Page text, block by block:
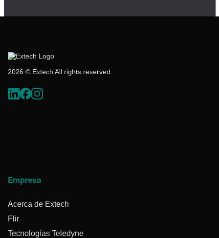
2026 © Extech All rights reserved.
Empresa
Acerca de Extech
Flir
Tecnologías Teledyne